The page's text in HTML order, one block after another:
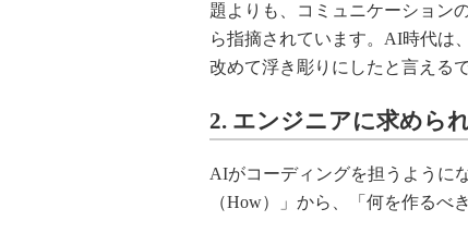
題よりも、コミュニケーション
ら指摘されています。AI時代は
改めて浮き彫りにしたと言える
2. エンジニアに求めら
AIがコーディングを担うように
（How）」から、「何を作るべ